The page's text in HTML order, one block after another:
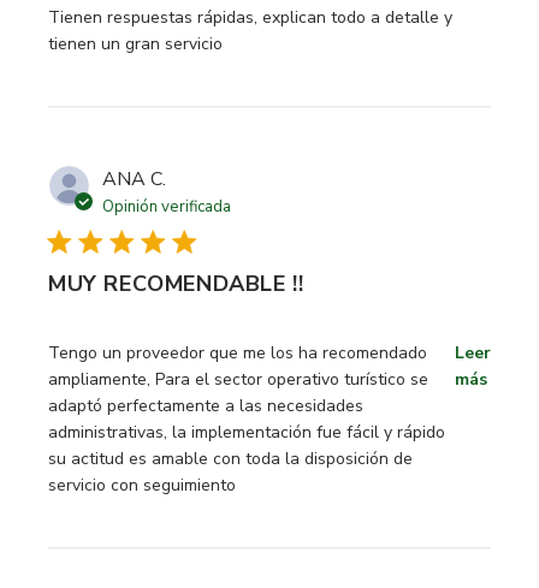
Tienen respuestas rápidas, explican todo a detalle y
tienen un gran servicio
read more about review content Tienen respuestas
ANA C.
Opinión verificada
MUY RECOMENDABLE !!
Tengo un proveedor que me los ha recomendado
ampliamente, Para el sector operativo turístico se
adaptó perfectamente a las necesidades
administrativas, la implementación fue fácil y rápido
su actitud es amable con toda la disposición de
servicio con seguimiento
Leer
más
read more about review content Tengo un proveedor que